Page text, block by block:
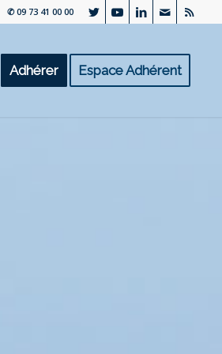
✆ 09 73 41 00 00
Adhérer Espace Adhérent